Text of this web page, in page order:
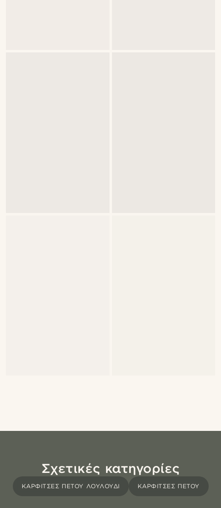
Σχετικές κατηγορίες
ΚΑΡΦΊΤΣΕΣ ΠΈΤΟΥ ΛΟΥΛΟΎΔΙ ΚΑΡΦΊΤΣΕΣ ΠΈΤΟΥ